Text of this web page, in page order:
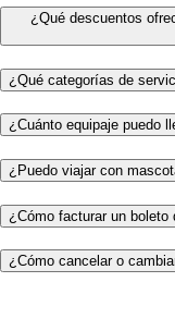
¿Qué descuentos
¿Qué categorías de
¿Cuánto equipaje puedo
¿Puedo viajar con
¿Cómo facturar un
¿Cómo cancelar o